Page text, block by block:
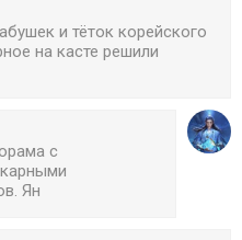
и тёток корейского
на касте решили
с
Ян